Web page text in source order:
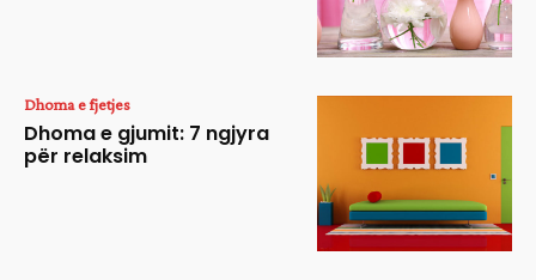
Dhoma e fjetjes
Dhoma e gjumit: 7 ngjyra
për relaksim